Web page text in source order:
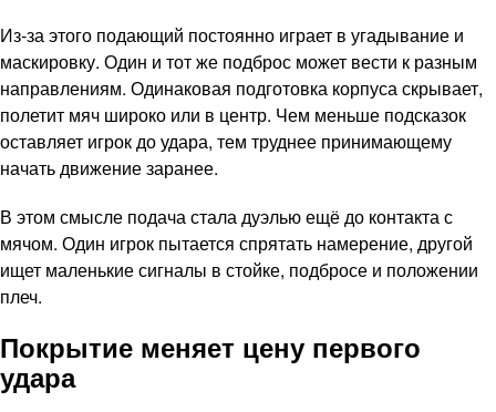
Из-за этого подающий постоянно играет в угадывание и
маскировку. Один и тот же подброс может вести к разным
направлениям. Одинаковая подготовка корпуса скрывает,
полетит мяч широко или в центр. Чем меньше подсказок
оставляет игрок до удара, тем труднее принимающему
начать движение заранее.
В этом смысле подача стала дуэлью ещё до контакта с
мячом. Один игрок пытается спрятать намерение, другой
ищет маленькие сигналы в стойке, подбросе и положении
плеч.
Покрытие меняет цену первого
удара